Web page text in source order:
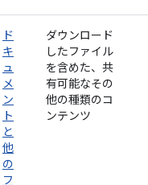
ド
キ
ュ
メ
ン
ト
と
他
の
フ
ダウンロード
したファイル
を含めた、共
有可能なその
他の種類のコ
ンテンツ